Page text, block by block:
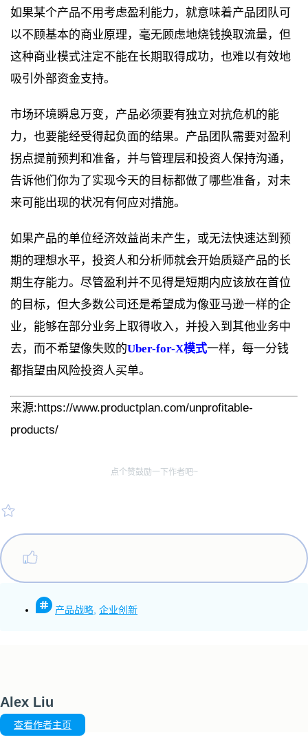
如果某个产品不用考虑盈利能力，就意味着产品团队可
以不顾基本的商业原理，毫无顾虑地烧钱换取流量，但
这种商业模式注定不能在长期取得成功，也难以有效地
吸引外部资金支持。
市场环境瞬息万变，产品必须要有独立对抗危机的能
力，也要能经受得起负面的结果。产品团队需要对盈利
拐点提前预判和准备，并与管理层和投资人保持沟通，
告诉他们你为了实现今天的目标都做了哪些准备，对未
来可能出现的状况有何应对措施。
如果产品的单位经济效益尚未产生，或无法快速达到预
期的理想水平，投资人和分析师就会开始质疑产品的长
期生存能力。尽管盈利并不见得是短期内应该放在首位
的目标，但大多数公司还是希望成为像亚马逊一样的企
业，能够在部分业务上取得收入，并投入到其他业务中
去，而不希望像失败的Uber-for-X模式一样，每一分钱
都指望由风险投资人买单。
来源:https://www.productplan.com/unprofitable-
products/
点个赞鼓励一下作者吧~
产品战略 企业创新
Alex Liu
查看作者主页